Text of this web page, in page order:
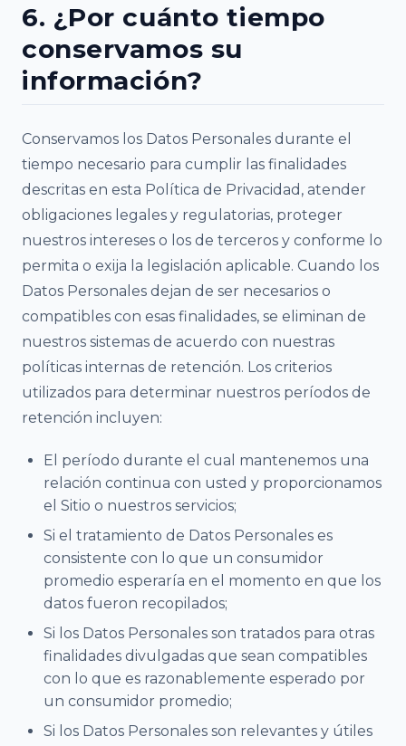
6. ¿Por cuánto tiempo
conservamos su
información?
Conservamos los Datos Personales durante el
tiempo necesario para cumplir las finalidades
descritas en esta Política de Privacidad, atender
obligaciones legales y regulatorias, proteger
nuestros intereses o los de terceros y conforme lo
permita o exija la legislación aplicable. Cuando los
Datos Personales dejan de ser necesarios o
compatibles con esas finalidades, se eliminan de
nuestros sistemas de acuerdo con nuestras
políticas internas de retención. Los criterios
utilizados para determinar nuestros períodos de
retención incluyen:
El período durante el cual mantenemos una
relación continua con usted y proporcionamos
el Sitio o nuestros servicios;
Si el tratamiento de Datos Personales es
consistente con lo que un consumidor
promedio esperaría en el momento en que los
datos fueron recopilados;
Si los Datos Personales son tratados para otras
finalidades divulgadas que sean compatibles
con lo que es razonablemente esperado por
un consumidor promedio;
Si los Datos Personales son relevantes y útiles